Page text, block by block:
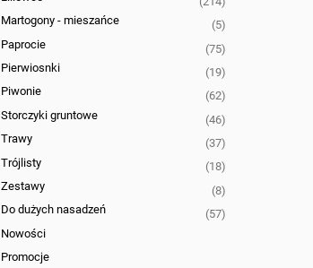
Martogony - mieszańce
(5)
Paprocie
(75)
Pierwiosnki
(19)
Piwonie
(62)
Storczyki gruntowe
(46)
Trawy
(37)
Trójlisty
(18)
Zestawy
(8)
Do dużych nasadzeń
(57)
Nowości
Promocje